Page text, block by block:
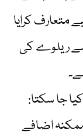
متعارف کرایا
سے ریلوے کی
جا سکتا:
ممکنہ اضافے